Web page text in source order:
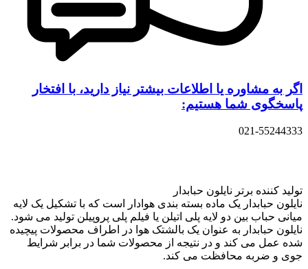
اگر به مشاوره یا اطلاعات بیشتر نیاز دارید، با افتخار
پاسخگوی شما هستیم:
021-55244333
تولید کننده برتر نایلون حبابدار
نایلون حبابدار یک ماده بسته بندی هوادار است که با تشکیل یک لایه
میانی حباب بین دو لایه پلی اتیلن یا فیلم پلی پروپیلن تولید می شود.
نایلون حبابدار به عنوان یک بالشتک هوا در اطراف محصولات پیچیده
شده عمل می کند و در نتیجه از محصولات شما در برابر شرایط
جوی و ضربه محافظت می کند.